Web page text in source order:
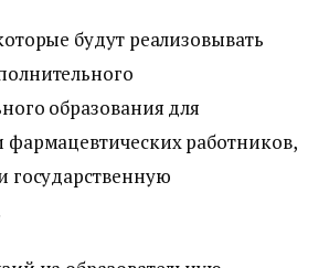
будут реализовывать
образования для
работников,
государственную